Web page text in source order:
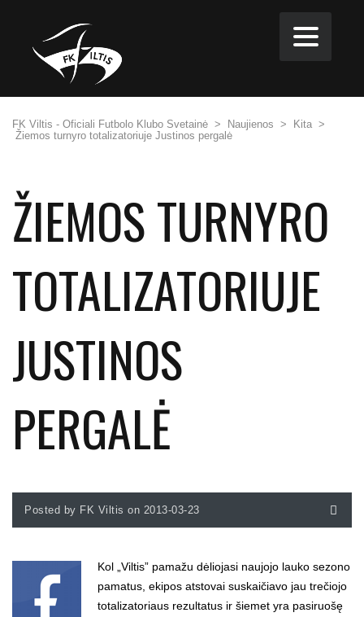
FK Viltis - Oficiali Futbolo Klubo Svetainė > Naujienos > Kita >
Žiemos turnyro totalizatoriuje Justinos pergalė
ŽIEMOS TURNYRO
TOTALIZATORIUJE
JUSTINOS
PERGALĖ
Posted by FK Viltis on 2013-03-23
Kol „Viltis” pamažu dėliojasi naujojo lauko sezono
pamatus, ekipos atstovai suskaičiavo jau trečiojo
totalizatoriaus rezultatus ir šiemet yra pasiruošę